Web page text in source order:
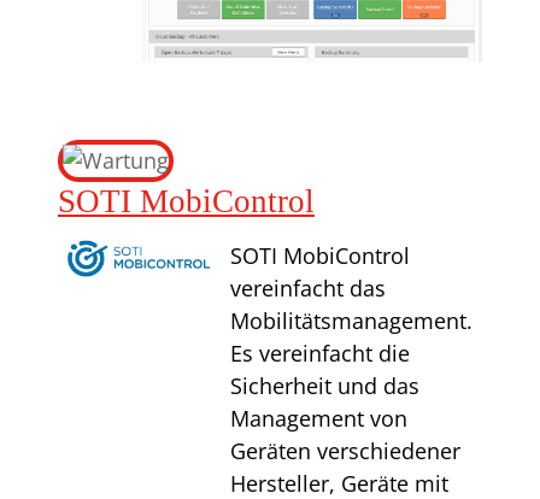
SOTI MobiControl
SOTI MobiControl
vereinfacht das
Mobilitätsmanagement.
Es vereinfacht die
Sicherheit und das
Management von
Geräten verschiedener
Hersteller, Geräte mit